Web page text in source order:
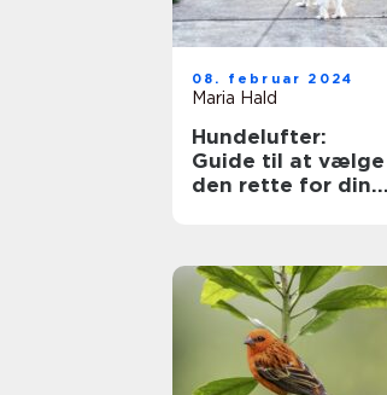
08. februar 2024
Maria Hald
Hundelufter:
Guide til at vælge
den rette for din